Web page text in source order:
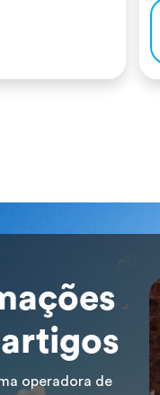
de navegar
observe os
e tire uma
operadora de